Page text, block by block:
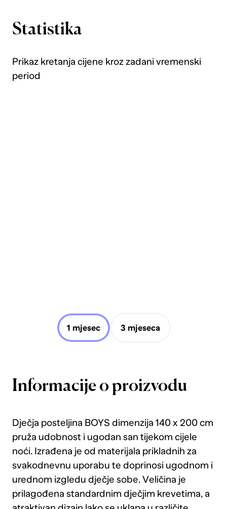
Statistika
Prikaz kretanja cijene kroz zadani vremenski
period
1 mjesec 3 mjeseca
Informacije o proizvodu
Dječja posteljina BOYS dimenzija 140 x 200 cm
pruža udobnost i ugodan san tijekom cijele
noći. Izrađena je od materijala prikladnih za
svakodnevnu uporabu te doprinosi ugodnom i
urednom izgledu dječje sobe. Veličina je
prilagođena standardnim dječjim krevetima, a